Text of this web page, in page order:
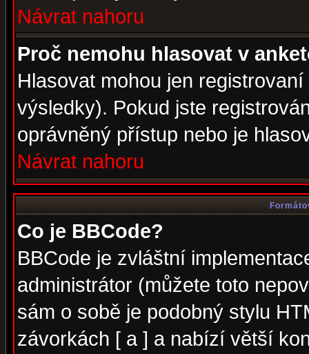
Návrat nahoru
Proč nemohu hlasovat v
Hlasovat mohou jen
výsledky). Pokud jste
oprávněný přístup nebo je
Návrat nahoru
Co je BBCode?
BBCode je zvláštní
administrátor (můžete toto
sám o sobě je podobný stylu
závorkách [ a ] a nabízí větší